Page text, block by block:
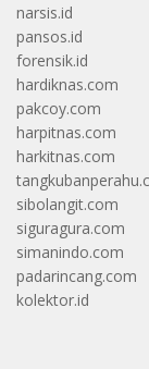
narsis.id
pansos.id
forensik.id
hardiknas.com
pakcoy.com
harpitnas.com
harkitnas.com
sibolangit.com
siguragura.com
simanindo.com
padarincang.com
kolektor.id